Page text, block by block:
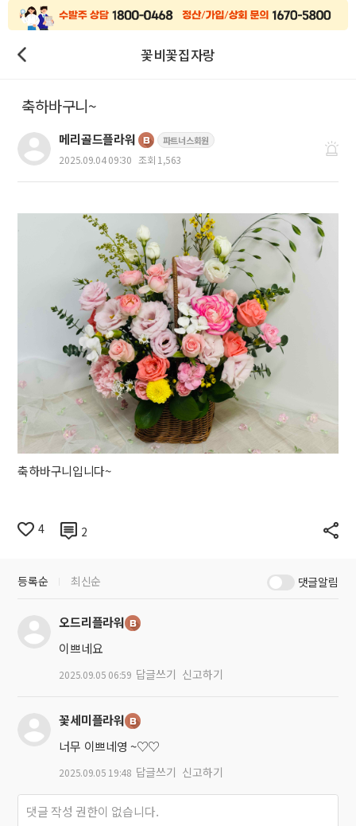
꽃비꽃집자랑
축하바구니~
메리골드플라워 파트너스회원
2025.09.04 09:30 조회 1,563
축하바구니입니다~
4 2
등록순 최신순 댓글알림
오드리플라워
이쁘네요
2025.09.05 06:59 답글쓰기 신고하기
꽃세미플라워
너무 이쁘네영 ~♡♡
2025.09.05 19:48 답글쓰기 신고하기